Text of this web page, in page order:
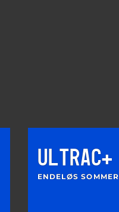
ULTRAC+
ENDELØS SOMMER